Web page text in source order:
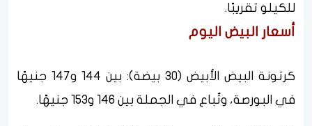
للكيلو تقريبًا.
أسعار البيض اليوم
كرتونة البيض الأبيض (30 بيضة): بين 144 و147 جنيهًا
في البورصة، وتُباع في الجملة بين 146 و153 جنيهًا.